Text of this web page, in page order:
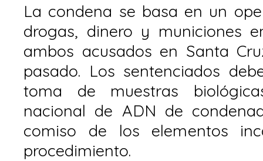
La condena se basa en un
drogas, dinero y municiones
ambos acusados en Santa
pasado. Los sentenciados
toma de muestras
nacional de ADN de
comiso de los elementos
procedimiento.